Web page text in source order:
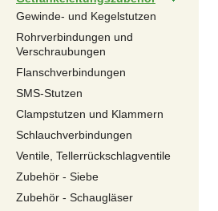
Gewinde- und Kegelstutzen
Rohrverbindungen und
Verschraubungen
Flanschverbindungen
SMS-Stutzen
Clampstutzen und Klammern
Schlauchverbindungen
Ventile, Tellerrückschlagventile
Zubehör - Siebe
Zubehör - Schaugläser